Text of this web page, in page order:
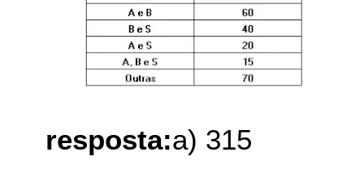
resposta:a) 315